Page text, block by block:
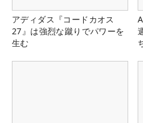
アディダス『コードカオス
27』は強烈な蹴りでパワーを
生む